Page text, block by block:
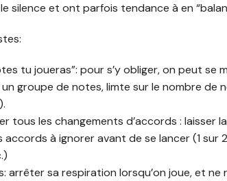
silence et ont parfois tendance à en
tu joueras”: pour s’y obliger, on peut
groupe de notes, limte sur le nombre de
tous les changements d’accords : laisser
accords à ignorer avant de se lancer (1 sur
arrêter sa respiration lorsqu’on joue, et ne